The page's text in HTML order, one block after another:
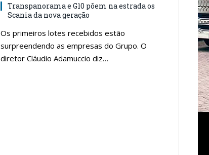
Transpanorama e G10 põem na estrada os
Scania da nova geração
Os primeiros lotes recebidos estão
surpreendendo as empresas do Grupo. O
diretor Cláudio Adamuccio diz…